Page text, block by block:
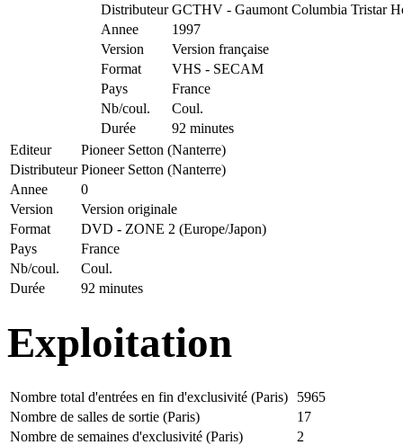
Distributeur GCTHV - Gaumont Columbia Tristar
Annee
1997
Version
Version française
Format
VHS - SECAM
Pays
France
Nb/coul.
Coul.
Durée
92 minutes
Editeur
Pioneer Setton (Nanterre)
Distributeur Pioneer Setton (Nanterre)
Annee
0
Version
Version originale
Format
DVD - ZONE 2 (Europe/Japon)
Pays
France
Nb/coul.
Coul.
Durée
92 minutes
Exploitation
Nombre total d'entrées en fin d'exclusivité (Paris)
5965
Nombre de salles de sortie (Paris)
17
Nombre de semaines d'exclusivité (Paris)
2